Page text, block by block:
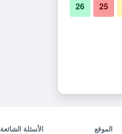
الموقع الأسئلة الشائعة
25
26